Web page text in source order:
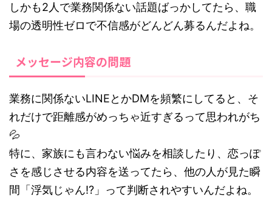
しかも2人で業務関係ない話題ばっかしてたら、職
場の透明性ゼロで不信感がどんどん募るんだよね。
メッセージ内容の問題
業務に関係ないLINEとかDMを頻繁にしてると、そ
れだけで距離感がめっちゃ近すぎるって思われがち
💦
特に、家族にも言わない悩みを相談したり、恋っぽ
さを感じさせる内容を送ってたら、他の人が見た瞬
間「浮気じゃん!?」って判断されやすいんだよね。